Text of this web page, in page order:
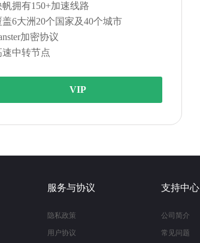
帆拥有150+加速线路
盖6大洲20个国家及40个城市
加密协议
速中转节点
VIP
服务与协议
隐私政策
用户协议
支持中心
公司简介
常见问题